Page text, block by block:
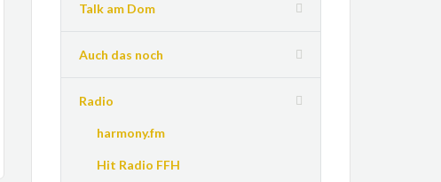
Talk am Dom
Auch das noch
Radio
harmony.fm
Hit Radio FFH